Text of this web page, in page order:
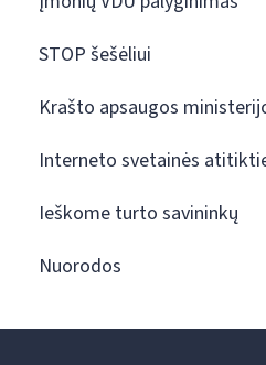
STOP šešėliui
Krašto apsaugos
Interneto svetainės
Ieškome turto savininkų
Nuorodos